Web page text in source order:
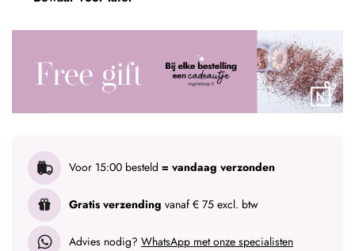
Voor 15:00 besteld = vandaag verzonden
Gratis verzending vanaf € 75 excl. btw
Advies nodig? WhatsApp met onze specialisten